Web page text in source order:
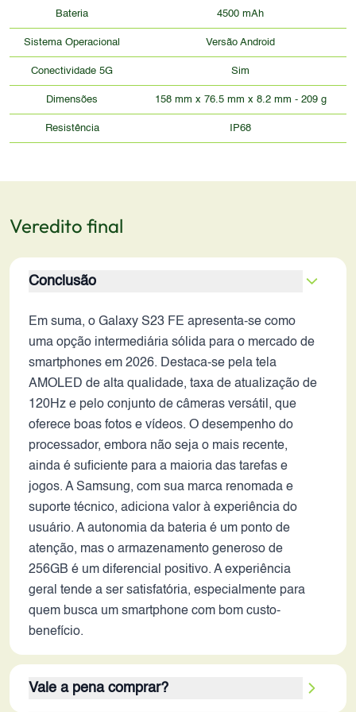
Bateria 4500 mAh
Sistema Operacional Versão Android
Conectividade 5G Sim
Dimensões 158 mm x 76.5 mm x 8.2 mm - 209 g
Resistência IP68
Veredito final
Conclusão
Em suma, o Galaxy S23 FE apresenta-se como
uma opção intermediária sólida para o mercado de
smartphones em 2026. Destaca-se pela tela
AMOLED de alta qualidade, taxa de atualização de
120Hz e pelo conjunto de câmeras versátil, que
oferece boas fotos e vídeos. O desempenho do
processador, embora não seja o mais recente,
ainda é suficiente para a maioria das tarefas e
jogos. A Samsung, com sua marca renomada e
suporte técnico, adiciona valor à experiência do
usuário. A autonomia da bateria é um ponto de
atenção, mas o armazenamento generoso de
256GB é um diferencial positivo. A experiência
geral tende a ser satisfatória, especialmente para
quem busca um smartphone com bom custo-
benefício.
Vale a pena comprar?